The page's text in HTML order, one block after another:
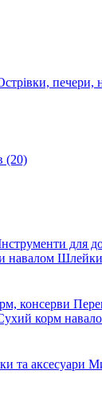
печери,
(20)
для
навалом
консерви
корм
та аксесуари